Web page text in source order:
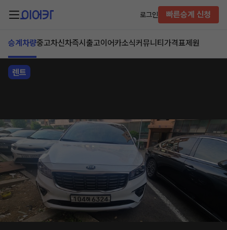
로그인 빠른승계 신청
승계차량중고차신차즉시출고이어카소식커뮤니티 가격표제원
렌트